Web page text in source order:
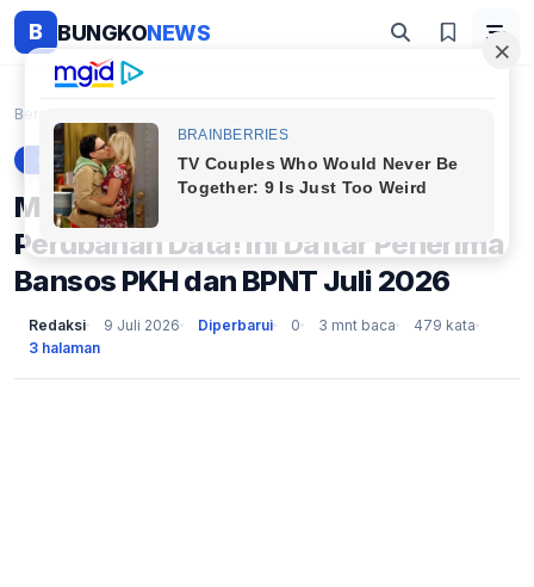
B BUNGKONEWS
Beranda
BERITA
Mensos Saifullah Ungkap Ada
Perubahan Data! Ini Daftar Penerima
Bansos PKH dan BPNT Juli 2026
Redaksi 9 Juli 2026 Diperbarui 0 3 mnt baca
479 kata
3 halaman